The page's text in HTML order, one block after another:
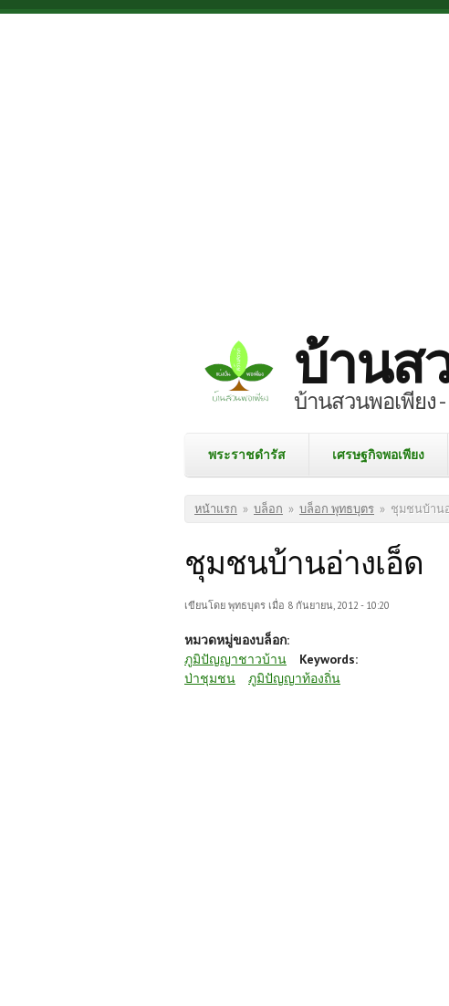
Skip to main content
บ้านส
บ้านสวนพอเพียง
พระราชดำรัส เศรษฐกิจพอเพียง
คุณอยู่ที่นี่
หน้าแรก » บล็อก » บล็อก พุทธบุตร » ชุมชนบ้าน
ชุมชนบ้านอ่างเอ็ด
เขียนโดย พุทธบุตร เมื่อ 8 กันยายน, 2012 - 10:20
หมวดหมู่ของบล็อก:
ภูมิปัญญาชาวบ้าน
Keywords:
ป่าชุมชน
ภูมิปัญญาท้องถิ่น